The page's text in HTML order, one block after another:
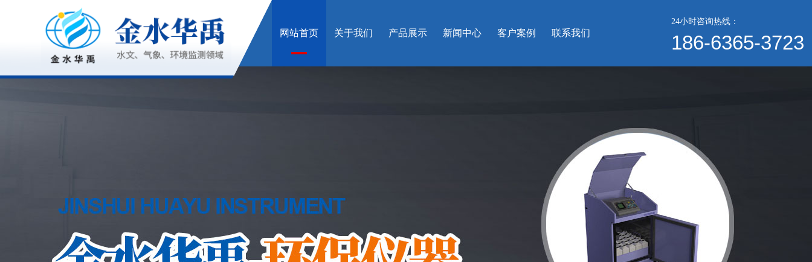
网站首页 关于我们 产品展示 新闻中心 客户案例 联系我们
24小时咨询热线：
186-6365-3723